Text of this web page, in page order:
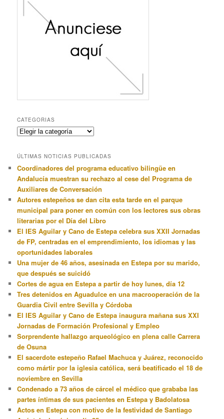
CATEGORIAS
Categorias
ÚLTIMAS NOTICIAS PUBLICADAS
Coordinadores del programa educativo bilingüe en
Andalucía muestran su rechazo al cese del Programa de
Auxiliares de Conversación
Autores estepeños se dan cita esta tarde en el parque
municipal para poner en común con los lectores sus obras
literarias por el Día del Libro
El IES Aguilar y Cano de Estepa celebra sus XXII Jornadas
de FP, centradas en el emprendimiento, los idiomas y las
oportunidades laborales
Una mujer de 46 años, asesinada en Estepa por su marido,
que después se suicidó
Cortes de agua en Estepa a partir de hoy lunes, día 12
Tres detenidos en Aguadulce en una macrooperación de la
Guardia Civil entre Sevilla y Córdoba
El IES Aguilar y Cano de Estepa inaugura mañana sus XXI
Jornadas de Formación Profesional y Empleo
Sorprendente hallazgo arqueológico en plena calle Carrera
de Osuna
El sacerdote estepeño Rafael Machuca y Juárez, reconocido
como mártir por la iglesia católica, será beatificado el 18 de
noviembre en Sevilla
Condenado a 73 años de cárcel el médico que grababa las
partes íntimas de sus pacientes en Estepa y Badolatosa
Actos en Estepa con motivo de la festividad de Santiago